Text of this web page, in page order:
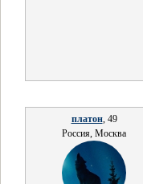
платон, 49
Россия, Москва